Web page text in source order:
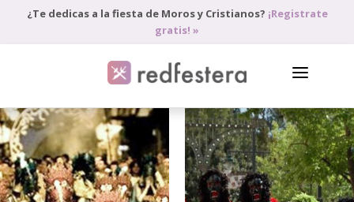
¿Te dedicas a la fiesta de Moros y Cristianos? ¡Registrate
gratis! »
DIRECTORIO DE PROFESIONALES
PEDIR PRESUPUESTO
BLOG